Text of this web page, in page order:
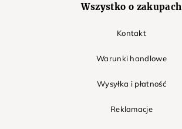
Wszystko o zakupach
Kontakt
Warunki handlowe
Wysyłka i płatność
Reklamacje